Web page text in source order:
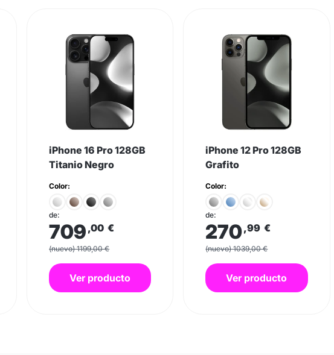
iPhone 16 Pro 128GB
Titanio Negro
Color:
de:
709 ,00 €
(nuevo) 1199,00 €
Ver producto
iPhone 12 Pro 128GB
Grafito
Color:
de:
270,99 €
(nuevo) 1039,00 €
Ver producto